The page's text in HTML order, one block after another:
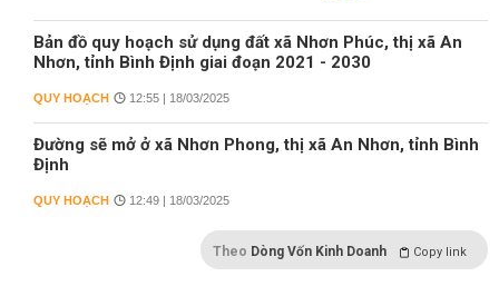
Bản đồ quy hoạch sử dụng đất xã Nhơn Phúc, thị xã An
Nhơn, tỉnh Bình Định giai đoạn 2021 - 2030
QUY HOẠCH 12:55 | 18/03/2025
Đường sẽ mở ở xã Nhơn Phong, thị xã An Nhơn, tỉnh Bình
Định
QUY HOẠCH 12:49 | 18/03/2025
Theo Dòng Vốn Kinh Doanh Copy link